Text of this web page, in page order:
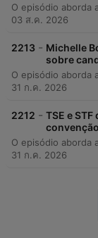
03 ส.ค. 2026
2213 - Michelle
sobre
31 ก.ค. 2026
2212 - TSE e
31 ก.ค. 2026